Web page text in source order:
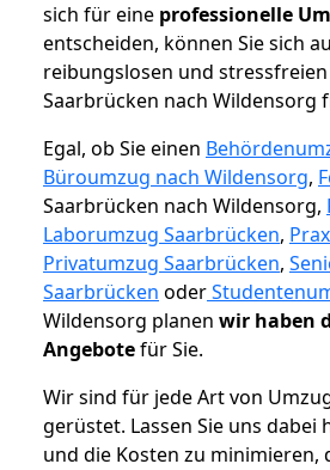
sich für eine professionelle
entscheiden, können Sie sich
reibungslosen und
Saarbrücken nach Wildensorg
Egal, ob Sie einen
Büroumzug nach Wildensorg,
Saarbrücken nach Wildensorg,
Laborumzug Saarbrücken,
Privatumzug Saarbrücken,
Saarbrücken oder
Wildensorg planen wir haben
Angebotefür Sie.
Wir sind für jede Art von
gerüstet. Lassen Sie uns dabei
und die Kosten zu minimieren,